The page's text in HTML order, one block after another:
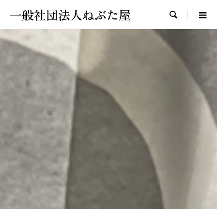
一般社団法人ねぶた屋 